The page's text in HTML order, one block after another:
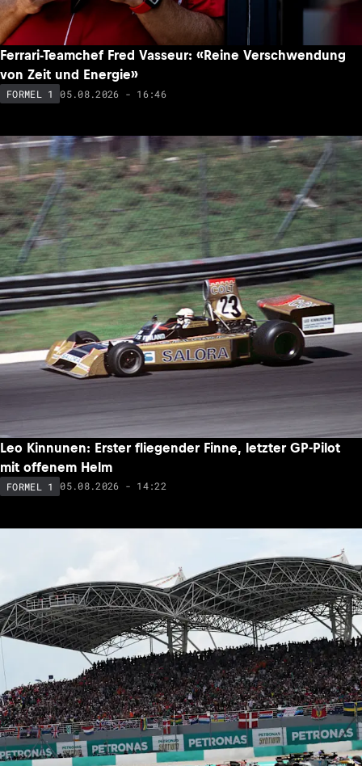
Ferrari-Teamchef Fred Vasseur: «Reine Verschwendung
von Zeit und Energie»
FORMEL 1 05.08.2026 - 16:46
Leo Kinnunen: Erster fliegender Finne, letzter GP-Pilot
mit offenem Helm
FORMEL 1 05.08.2026 - 14:22